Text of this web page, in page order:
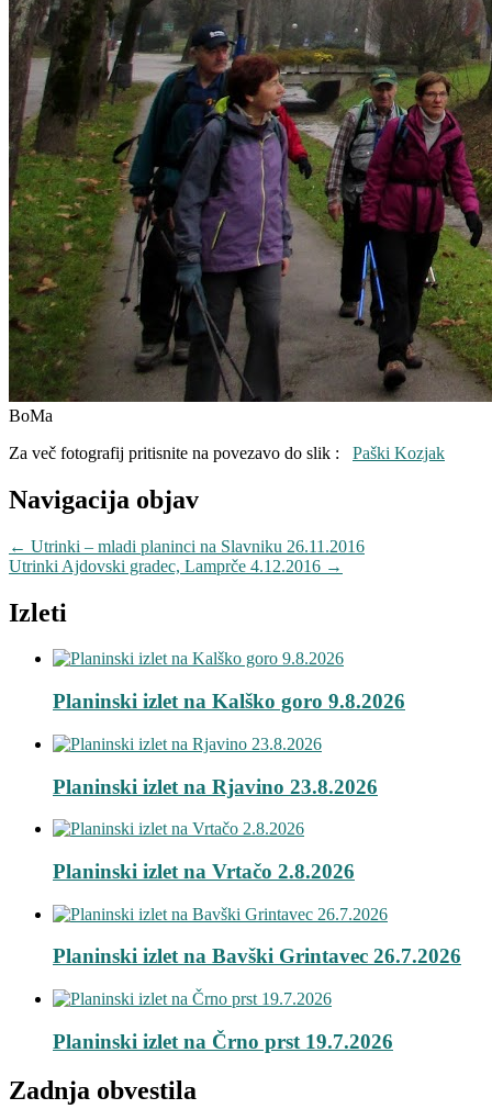
BoMa
Za več fotografij pritisnite na povezavo do slik : Paški Kozjak
Navigacija objav
← Utrinki – mladi planinci na Slavniku 26.11.2016
Utrinki Ajdovski gradec, Lamprče 4.12.2016 →
Izleti
Planinski izlet na Kalško goro 9.8.2026
Planinski izlet na Rjavino 23.8.2026
Planinski izlet na Vrtačo 2.8.2026
Planinski izlet na Bavški Grintavec 26.7.2026
Planinski izlet na Črno prst 19.7.2026
Zadnja obvestila